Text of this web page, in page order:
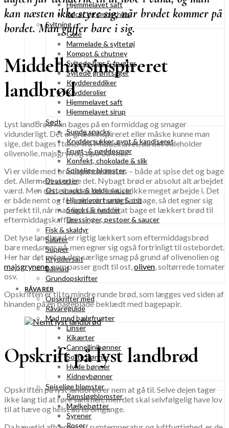
Hjemmelavet saft
Juicer og smoothies
Syltning
Gelé
Marmelade & syltetøj
Kompot & chutney
Syltede bær & frugter
Syltede grøntsager
Kryddereddiker
Krydderolier
Hjemmelavet saft
Hjemmelavet sirup
Sødt
Sunde snacks
Kryddersukker, pynt & kandiseret
Frugt- & nøddesmør
Konfekt, chokolade & slik
Spiselige blomster
Desserter
Ost, snacks & kolde saucer
Hjemmerørt smør & ost
Snacks & nødder
Dressinger, pestoer & saucer
Fisk & skaldyr
Salater
Supper
Kryddersalt
Bålmad
Grundopskrifter
RÅVARER
Opskrifter med
Råvareguide
Mad med bælgfrugter
Linser
Kikærter
Cannellinibønner
Sorte bønner
Hvide bønner
Kidneybønner
Spiselige blomster
Ramsløgblomster
Mælkebøtter
Syrener
Roser
kan næsten ikke styre sig, når brødet kommer på
bordet. Man guffer bare i sig.
Middelhavsinspireret
landbrød
Lyst landbrød kan bages på en formiddag og smager
vidunderligt. Det er græskinspireret eller måske kunne man
sige, det bages i toner fra Middelhavet, da det indeholder
olivenolie, majsgryn og tipo 00-mel.
Vi er vilde med brød hjemme hos os – både at spise det og bage
det. Allermest at spise det. Nybagt brød er absolut alt arbejdet
værd. Men dette brød er der faktisk ikke meget arbejde i. Det
er både nemt og forholdsvis hurtigt at bage, så det egner sig
perfekt til, når man lige får lyst til at bage et lækkert brød til
eftermiddagskaffen.
Det lyse landbrød er rigtig lækkert som eftermiddagsbrød
bare med smør på, men egner sig også fortrinligt til ostebordet.
Her har det netop den særlige smag på grund af olivenolien og
majsgrynene, som passer godt til ost, oliven , soltørrede tomater
osv.
Opskriften er til to mindre runde brød, som lægges ved siden af
hinanden på en bageplade beklædt med bagepapir.
Opskrift på lyst landbrød
Opskriften på lyst landbrød er nem at gå til. Selve dejen tager
ikke lang tid at røre sammen, men det skal selvfølgelig have lov
til at hæve og helst ad to omgange.